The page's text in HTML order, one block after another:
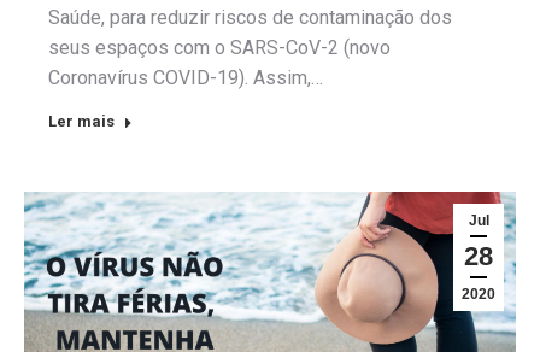
Saúde, para reduzir riscos de contaminação dos
seus espaços com o SARS-CoV-2 (novo
Coronavírus COVID-19). Assim,…
Ler mais
Jul
28
2020